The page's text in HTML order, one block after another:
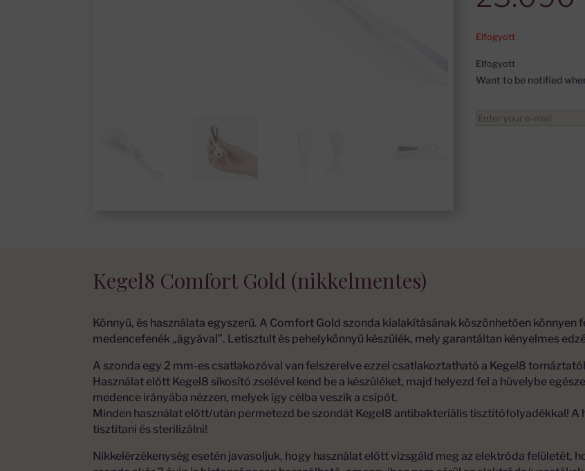
Elfogyott
Elfogyott
Want to be notified
Kegel8 Comfort Gold (nikkelmentes)
Könnyű, és használata egyszerű. A Comfort Gold szonda kialakításának köszönhetően
medencefenék „ágyával”. Letisztult és pehelykönnyű készülék, mely garantáltan kényelmes
A szonda egy 2 mm-es csatlakozóval van felszerelve ezzel csatlakoztatható a Kegel8
Használat előtt Kegel8 síkosító zselével kend be a készüléket, majd helyezd fel a hüvelybe
medence irányába nézzen, melyek így célba veszik a csípőt.
Minden használat előtt/után permetezd be szondát Kegel8 antibakteriális tisztítófolyadékkal! A
tisztítani és sterilizálni!
Nikkelérzékenység esetén javasoljuk, hogy használat előtt vizsgáld meg az elektróda felületét,